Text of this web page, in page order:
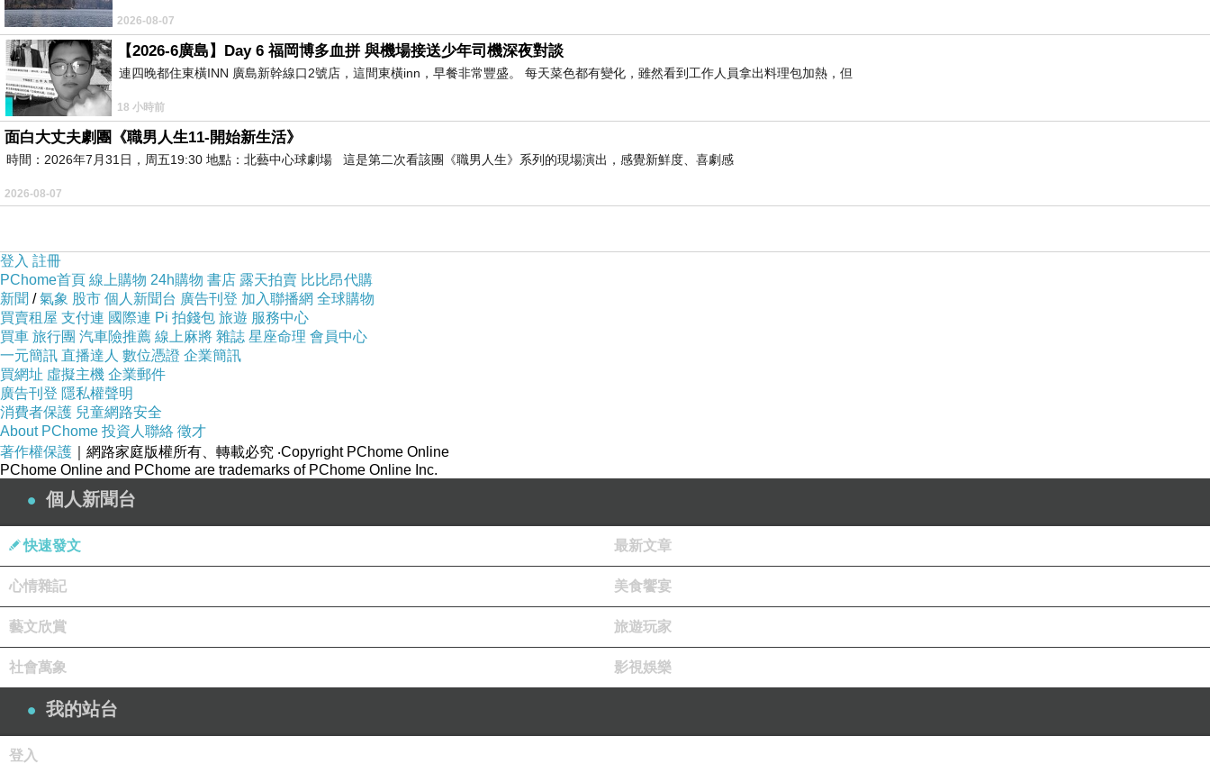
精靈與兔子
塵埃落定
生命的凡化不過幾秒墮落
俗世仰賴天使的救濟
眼神望穿
蝴蝶之夢盤旋彼方
猶如地變支離破碎
Wonder Ladder
周遭如風刺耳銳利
十指間奏出的尖音
情緒電子合拍
起伏不過合成訊號
輾轉眾生相
五顏六色飛聚色界
道之無往
群疑上天之不翼
2026-08-07
【2026-6廣島】Day 6 福岡博多血拼 與機場接送少年司機深夜對談
連四晚都住東橫INN 廣島新幹線口2號店，這間東橫inn，早餐非常豐盛。 每天菜色都有變化，雖然看到工作人員拿出料理包加熱，但
18 小時前
面白大丈夫劇團《職男人生11-開始新生活》
時間：2026年7月31日，周五19:30 地點：北藝中心球劇場 這是第二次看該團《職男人生》系列的現場演出，感覺新鮮度、喜劇感
2026-08-07
登入 註冊
PChome首頁 線上購物 24h購物 書店 露天拍賣 比比昂代購
新聞 /氣象 股市 個人新聞台 廣告刊登 加入聯播網 全球購物
買賣租屋 支付連 國際連 Pi 拍錢包 旅遊 服務中心
買車 旅行團 汽車險推薦 線上麻將 雜誌 星座命理 會員中心
一元簡訊 直播達人 數位憑證 企業簡訊
買網址 虛擬主機 企業郵件
廣告刊登 隱私權聲明
消費者保護 兒童網路安全
About PChome 投資人聯絡 徵才
著作權保護 ｜網路家庭版權所有、轉載必究 ‧Copyright PChome Online
PChome Online and PChome are trademarks of PChome Online Inc.
個人新聞台
快速發文 最新文章
心情雜記 美食饗宴
藝文欣賞 旅遊玩家
社會萬象 影視娛樂
我的站台
登入